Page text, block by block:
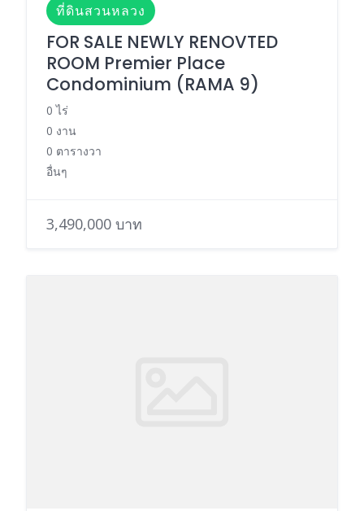
ที่ดินสวนหลวง
FOR SALE NEWLY RENOVTED
ROOM Premier Place
Condominium (RAMA 9)
0 ไร่
0 งาน
0 ตารางวา
อื่นๆ
3,490,000 บาท